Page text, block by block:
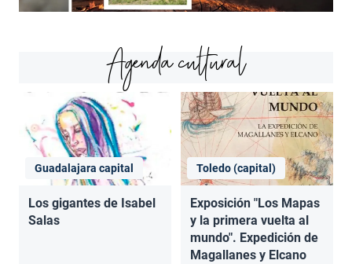
Agenda cultural
Guadalajara capital
Los gigantes de Isabel
Salas
Toledo (capital)
Exposición "Los Mapas
y la primera vuelta al
mundo". Expedición de
Magallanes y Elcano